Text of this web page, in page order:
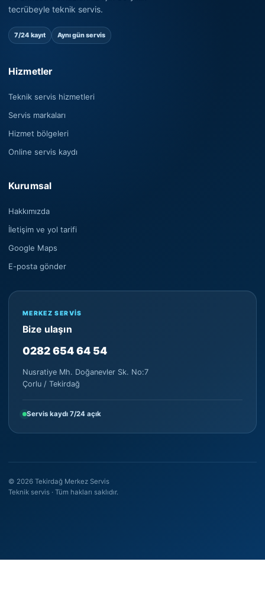
tecrübeyle teknik servis.
7/24 kayıt Aynı gün servis
Hizmetler
Teknik servis hizmetleri
Servis markaları
Hizmet bölgeleri
Online servis kaydı
Kurumsal
Hakkımızda
İletişim ve yol tarifi
Google Maps
E-posta gönder
MERKEZ SERVIS
Bize ulaşın
0282 654 64 54
Nusratiye Mh. Doğanevler Sk. No:7
Çorlu / Tekirdağ
Servis kaydı 7/24 açık
© 2026 Tekirdağ Merkez Servis
Teknik servis · Tüm hakları saklıdır.